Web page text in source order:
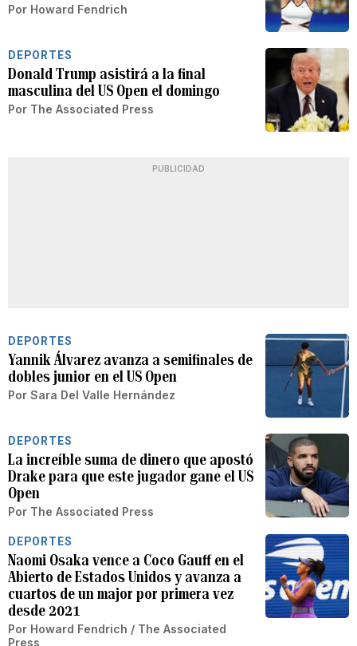
Por Howard Fendrich
DEPORTES
Donald Trump asistirá a la final
masculina del US Open el domingo
Por The Associated Press
PUBLICIDAD
DEPORTES
Yannik Álvarez avanza a semifinales de
dobles junior en el US Open
Por Sara Del Valle Hernández
DEPORTES
La increíble suma de dinero que apostó
Drake para que este jugador gane el US
Open
Por The Associated Press
DEPORTES
Naomi Osaka vence a Coco Gauff en el
Abierto de Estados Unidos y avanza a
cuartos de un major por primera vez
desde 2021
Por Howard Fendrich / The Associated
Press